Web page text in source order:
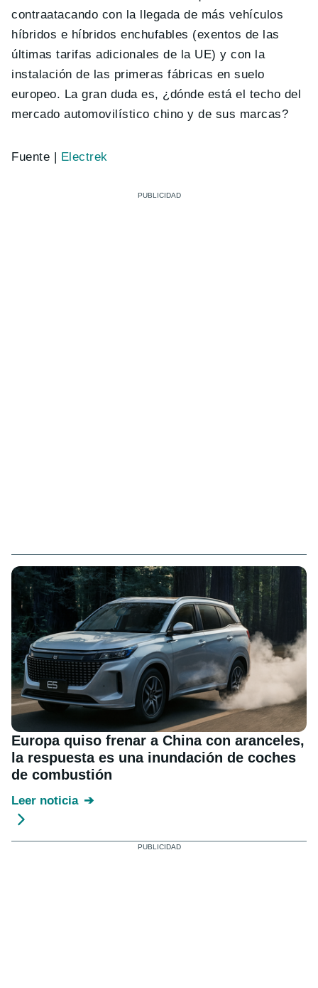
contraatacando con la llegada de más vehículos
híbridos e híbridos enchufables (exentos de las
últimas tarifas adicionales de la UE) y con la
instalación de las primeras fábricas en suelo
europeo. La gran duda es, ¿dónde está el techo del
mercado automovilístico chino y de sus marcas?
Fuente | Electrek
Europa quiso frenar a China con aranceles,
la respuesta es una inundación de coches
de combustión
Leer noticia